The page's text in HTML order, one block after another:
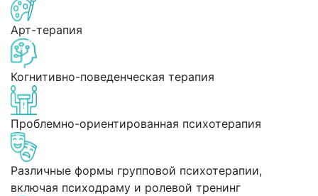
Арт-терапия
Когнитивно-поведенческая терапия
Проблемно-ориентированная психотерапия
Различные формы групповой психотерапии,
включая психодраму и ролевой тренинг